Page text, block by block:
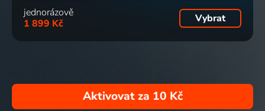
jednorázově
1 899 Kč
Vybrat
Aktivovat za 10 Kč